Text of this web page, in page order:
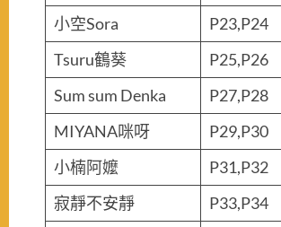
小空Sora
P23,P24
Tsuru鶴葵
P25,P26
Sum sum Denka
P27,P28
MIYANA咪呀
P29,P30
小楠阿嬤
P31,P32
寂靜不安靜
P33,P34